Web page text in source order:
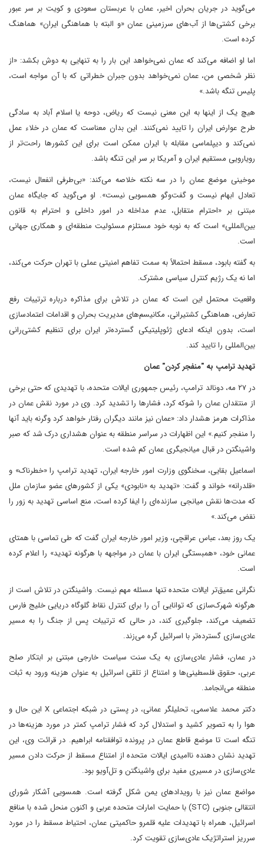
می‌گوید در جریان بحران اخیر، عمان با عربستان سعودی و کویت بر سر عبور
برخی کشتی‌ها از آب‌های سرزمینی عمان «و البته با هماهنگی ایران» هماهنگ
کرده است.
اما او اضافه می‌کند که عمان نمی‌خواهد این بار را به تنهایی به دوش بکشد: «از
نظر شخصی من، عمان نمی‌خواهد بدون جبران خطراتی که با آن مواجه است،
پلیس تنگه باشد.»
هیچ یک از اینها به این معنی نیست که ریاض، دوحه یا اسلام آباد به سادگی
طرح عوارض ایران را تایید نمی‌کنند. این بدان معناست که عمان در خلاء عمل
نمی‌کند و دیپلماسی مقابله با ایران ممکن است برای این کشورها راحت‌تر از
رویارویی مستقیم ایران و آمریکا بر سر این تنگه باشد.
موخینی موضع عمان را در سه نکته خلاصه می‌کند: «بی‌طرفی انفعال نیست،
تعادل ابهام نیست و گفت‌وگو همسویی نیست». او می‌گوید که جایگاه عمان
مبتنی بر «احترام متقابل، عدم مداخله در امور داخلی و احترام به قانون
بین‌المللی» است که به نوبه خود مستلزم مسئولیت منطقه‌ای و همکاری جهانی
است.
به گفته بابود، مسقط احتمالاً به سمت تفاهم امنیتی عملی با تهران حرکت می‌کند،
اما نه یک رژیم کنترل سیاسی مشترک.
واقعیت محتمل این است که عمان در تلاش برای مذاکره درباره ترتیبات رفع
تعارض، هماهنگی کشتیرانی، مکانیسم‌های مدیریت بحران و اقدامات اعتمادسازی
است، بدون اینکه ادعای ژئوپلیتیکی گسترده‌تر ایران برای تنظیم کشتی‌رانی
بین‌المللی را تایید کند.
تهدید ترامپ به "منفجر کردن" عمان
در ۲۷ مه، دونالد ترامپ، رئیس جمهوری ایالات متحده، با تهدیدی که حتی برخی
از منتقدان عمان را شوکه کرد، فشارها را تشدید کرد. وی در مورد نقش عمان در
مذاکرات هرمز هشدار داد: «عمان نیز مانند دیگران رفتار خواهد کرد وگرنه باید آنها
را منفجر کنیم.» این اظهارات در سراسر منطقه به عنوان هشداری درک شد که صبر
واشینگتن در قبال میانجیگری عمان کم شده است.
اسماعیل بقایی، سخنگوی وزارت امور خارجه ایران، تهدید ترامپ را «خطرناک» و
«قلدرانه» خواند و گفت: «تهدید به «نابودی» یکی از کشورهای عضو سازمان ملل
که مدت‌ها نقش میانجی سازنده‌ای را ایفا کرده است، منع اساسی تهدید به زور را
نقض می‌کند.»
یک روز بعد، عباس عراقچی، وزیر امور خارجه ایران گفت که طی تماسی با همتای
عمانی خود، «همبستگی ایران با عمان در مواجهه با هرگونه تهدید» را اعلام کرده
است.
نگرانی عمیق‌تر ایالات متحده تنها مسئله مهم نیست. واشینگتن در تلاش است از
هرگونه شهرک‌سازی که توانایی آن را برای کنترل نقاط گلوگاه دریایی خلیج فارس
تضعیف می‌کند، جلوگیری کند، در حالی که ترتیبات پس از جنگ را به مسیر
عادی‌سازی گسترده‌تر با اسرائیل گره می‌زند.
در عمان، فشار عادی‌سازی به یک سنت سیاست خارجی مبتنی بر ابتکار صلح
عربی، حقوق فلسطینی‌ها و امتناع از تلقی اسرائیل به عنوان هزینه ورود به ثبات
منطقه می‌انجامد.
دکتر محمد علاسمی، تحلیلگر عمانی، در پستی در شبکه اجتماعی X این حال و
هوا را به تصویر کشید و استدلال کرد که فشار ترامپ کمتر در مورد هزینه‌ها در
تنگه است تا موضع قاطع عمان در پرونده توافقنامه ابراهیم. در قرائت وی، این
تهدید نشان دهنده ناامیدی ایالات متحده از امتناع مسقط از حرکت دادن مسیر
عادی‌سازی در مسیری مفید برای واشینگتن و تل‌آویو بود.
مواضع عمان نیز با رویدادهای یمن شکل گرفته است. همسویی آشکار شورای
انتقالی جنوبی (STC) با حمایت امارات متحده عربی و اکنون منحل شده با منافع
اسرائیل، همراه با تهدیدات علیه قلمرو حاکمیتی عمان، احتیاط مسقط را در مورد
سرریز استراتژیک عادی‌سازی تقویت کرد.